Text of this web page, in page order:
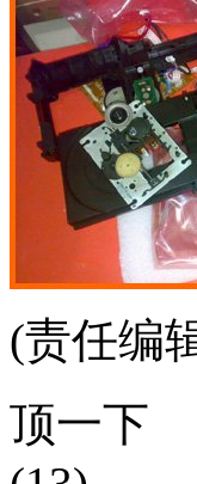
(责任编
顶一下